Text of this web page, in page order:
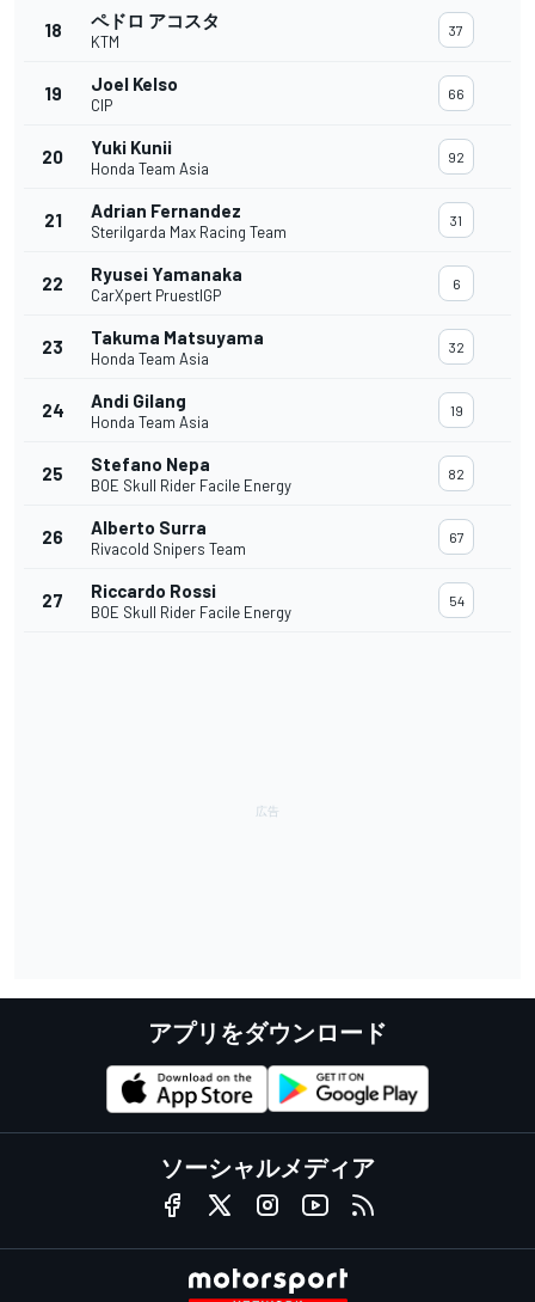
18 ペドロ アコスタ
KTM
37
19 Joel Kelso
CIP
66
20 Yuki Kunii
Honda Team Asia
92
21 Adrian Fernandez
Sterilgarda Max Racing Team
31
22 Ryusei Yamanaka
CarXpert PruestlGP
6
23 Takuma Matsuyama
Honda Team Asia
32
24 Andi Gilang
Honda Team Asia
19
25 Stefano Nepa
BOE Skull Rider Facile Energy
82
26 Alberto Surra
Rivacold Snipers Team
67
27 Riccardo Rossi
BOE Skull Rider Facile Energy
54
アプリをダウンロード
ソーシャルメディア